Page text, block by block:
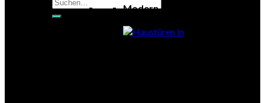
nach:
Modern